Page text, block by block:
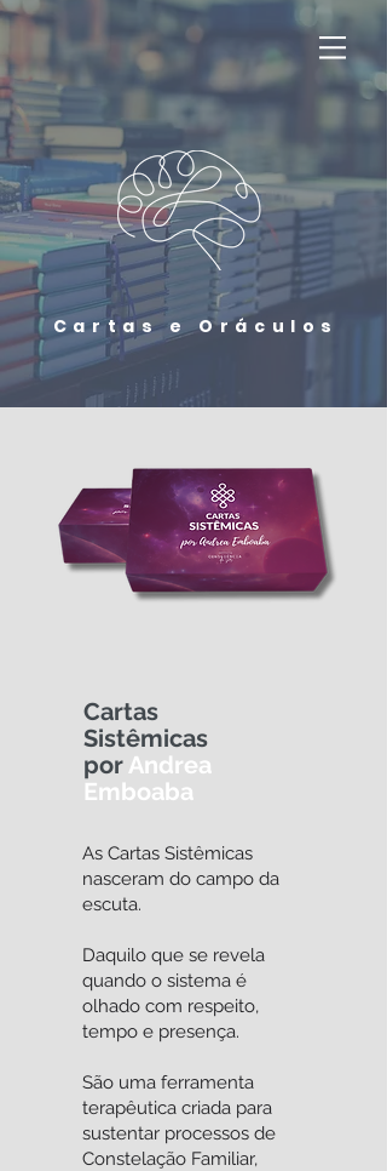
Cartas e Oráculos
Cartas
Sistêmicas
por Andrea
Emboaba
As Cartas Sistêmicas
nasceram do campo da
escuta.
Daquilo que se revela
quando o sistema é
olhado com respeito,
tempo e presença.
São uma ferramenta
terapêutica criada para
sustentar processos de
Constelação Familiar,